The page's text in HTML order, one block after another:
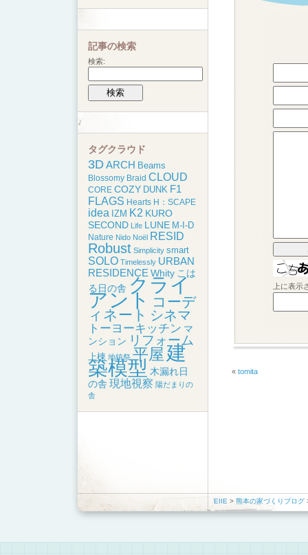
上に表
« tomita
記事の検索
検索:
タグクラウド
3D ARCH Beams
Blossomy Braid CLOUD
CORE COZY DUNK F1
FLAGS Hearts H：SCAPE
idea IZM K2 KURO
SECOND Life LUNE M-I-D
Nature Nido Noël RESID
Robust Simplicity smart
SOLO Timelessly URBAN
RESIDENCE Whity こは
る日の舎 クライ
アント
コーデ
ィネート シネマ
トーヨーキッチン マ
ンション リフォーム
上棟 地鎮祭 平屋 建
築模型 木漏れ日
の舎 現地視察 陽だまりの
舎
EIIE > 熊本の家づくりブログ